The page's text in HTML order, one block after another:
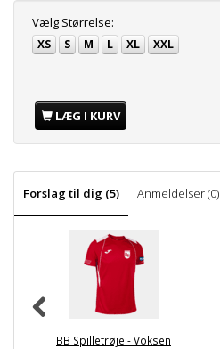
Vælg Størrelse:
XS S M L XL XXL
LÆG I KURV
Forslag til dig (5) Anmeldelser (0)
BB Spilletrøje - Voksen